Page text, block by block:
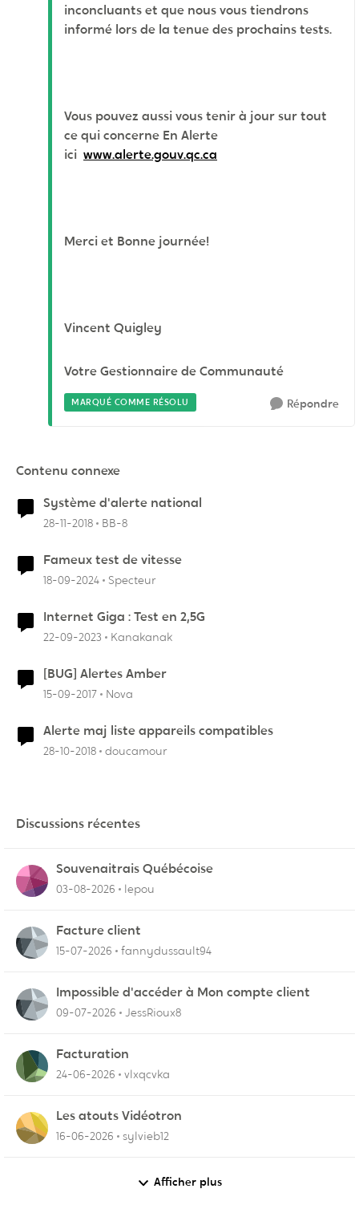
inconcluants et que nous vous tiendrons
informé lors de la tenue des prochains tests.
Vous pouvez aussi vous tenir à jour sur tout
ce qui concerne En Alerte
ici www.alerte.gouv.qc.ca
Merci et Bonne journée!
Vincent Quigley
Votre Gestionnaire de Communauté
MARQUÉ COMME RÉSOLU Répondre
Contenu connexe
Système d'alerte national
28-11-2018 BB-8
Fameux test de vitesse
18-09-2024 Specteur
Internet Giga : Test en 2,5G
22-09-2023 Kanakanak
[BUG] Alertes Amber
15-09-2017 Nova
Alerte maj liste appareils compatibles
28-10-2018 doucamour
Discussions récentes
Souvenaitrais Québécoise
03-08-2026 lepou
Facture client
15-07-2026 fannydussault94
Impossible d'accéder à Mon compte client
09-07-2026 JessRioux8
Facturation
24-06-2026 vlxqcvka
Les atouts Vidéotron
16-06-2026 sylvieb12
Afficher plus